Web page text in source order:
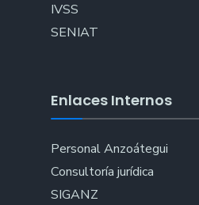
IVSS
SENIAT
Enlaces Internos
Personal Anzoátegui
Consultoría jurídica
SIGANZ